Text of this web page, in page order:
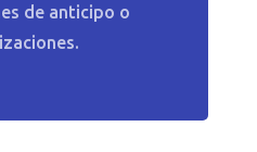
de anticipo o